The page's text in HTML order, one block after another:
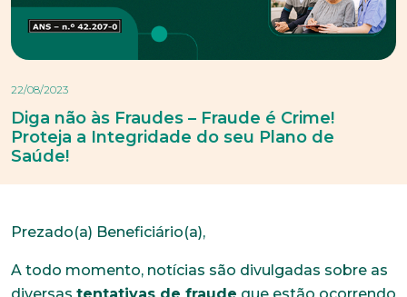
22/08/2023
Diga não às Fraudes – Fraude é Crime!
Proteja a Integridade do seu Plano de
Saúde!
Prezado(a) Beneficiário(a),
A todo momento, notícias são divulgadas sobre as
diversas tentativas de fraude que estão ocorrendo